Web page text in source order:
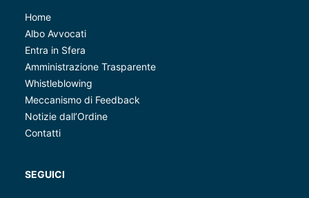
Home
Albo Avvocati
Entra in Sfera
Amministrazione Trasparente
Whistleblowing
Meccanismo di Feedback
Notizie dall’Ordine
Contatti
SEGUICI